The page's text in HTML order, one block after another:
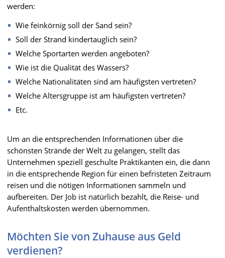
werden:
Wie feinkörnig soll der Sand sein?
Soll der Strand kindertauglich sein?
Welche Sportarten werden angeboten?
Wie ist die Qualität des Wassers?
Welche Nationalitäten sind am häufigsten vertreten?
Welche Altersgruppe ist am häufigsten vertreten?
Etc.
Um an die entsprechenden Informationen über die
schönsten Strände der Welt zu gelangen, stellt das
Unternehmen speziell geschulte Praktikanten ein, die dann
in die entsprechende Region für einen befristeten Zeitraum
reisen und die nötigen Informationen sammeln und
aufbereiten. Der Job ist natürlich bezahlt, die Reise- und
Aufenthaltskosten werden übernommen.
Möchten Sie von Zuhause aus Geld
verdienen?